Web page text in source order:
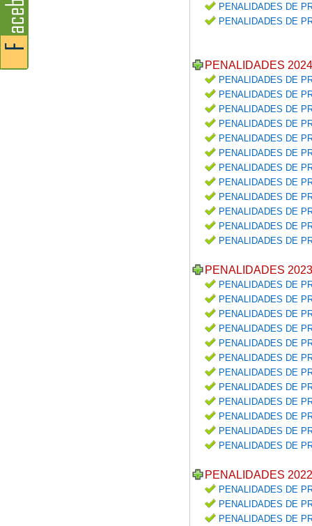
PENALIDADES DE
PENALIDADES DE
PENALIDADES 2024
PENALIDADES DE
PENALIDADES DE
PENALIDADES DE
PENALIDADES DE
PENALIDADES DE
PENALIDADES DE
PENALIDADES DE
PENALIDADES DE
PENALIDADES DE
PENALIDADES DE
PENALIDADES DE
PENALIDADES DE
PENALIDADES 2023
PENALIDADES DE
PENALIDADES DE
PENALIDADES DE
PENALIDADES DE
PENALIDADES DE
PENALIDADES DE
PENALIDADES DE
PENALIDADES DE
PENALIDADES DE
PENALIDADES DE
PENALIDADES DE
PENALIDADES DE
PENALIDADES 2022
PENALIDADES DE
PENALIDADES DE
PENALIDADES DE